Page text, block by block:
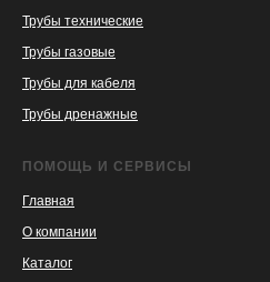
Трубы технические
Трубы газовые
Трубы для кабеля
Трубы дренажные
ПОМОЩЬ И СЕРВИСЫ
Главная
О компании
Каталог